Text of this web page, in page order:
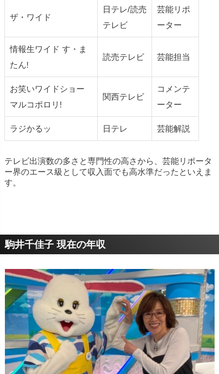
ザ・ワイド
日テレ/読売
テレビ
芸能リポ
ーター
情報生ワイド す・ま
たん!
読売テレビ 芸能担当
お笑いワイドショー
マルコポロリ!
関西テレビ
コメンテ
ーター
ラジかるッ 日テレ 芸能解説
テレビ出演数の多さと専門性の高さから、芸能リポータ
ー界のエース級として収入面でも高水準だったといえま
す。
駒井千佳子 現在の年収